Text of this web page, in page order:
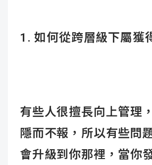
1.如何從跨層級下屬獲
有些人很擅長向上管理
隱而不報，所以有些問
會升級到你那裡，當你